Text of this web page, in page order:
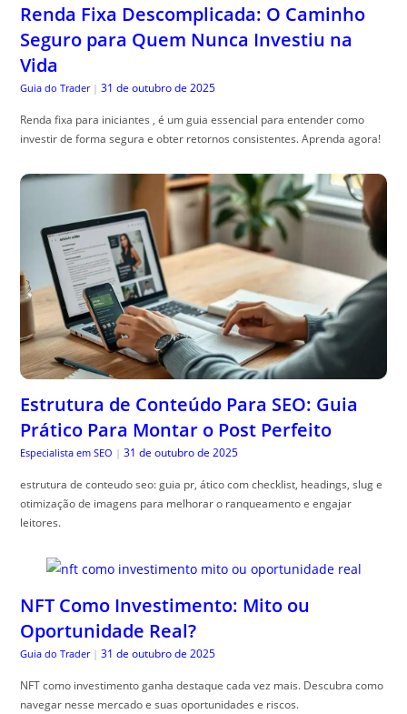
Renda Fixa Descomplicada: O Caminho
Seguro para Quem Nunca Investiu na
Vida
Guia do Trader | 31 de outubro de 2025
Renda fixa para iniciantes , é um guia essencial para entender como
investir de forma segura e obter retornos consistentes. Aprenda agora!
Estrutura de Conteúdo Para SEO: Guia
Prático Para Montar o Post Perfeito
Especialista em SEO | 31 de outubro de 2025
estrutura de conteudo seo: guia pr, ático com checklist, headings, slug e
otimização de imagens para melhorar o ranqueamento e engajar
leitores.
NFT Como Investimento: Mito ou
Oportunidade Real?
Guia do Trader | 31 de outubro de 2025
NFT como investimento ganha destaque cada vez mais. Descubra como
navegar nesse mercado e suas oportunidades e riscos.